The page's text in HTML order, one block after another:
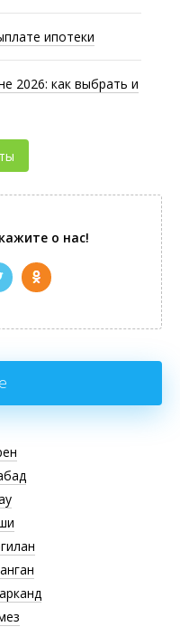
ипотеки
2026: как выбрать и
о нас!